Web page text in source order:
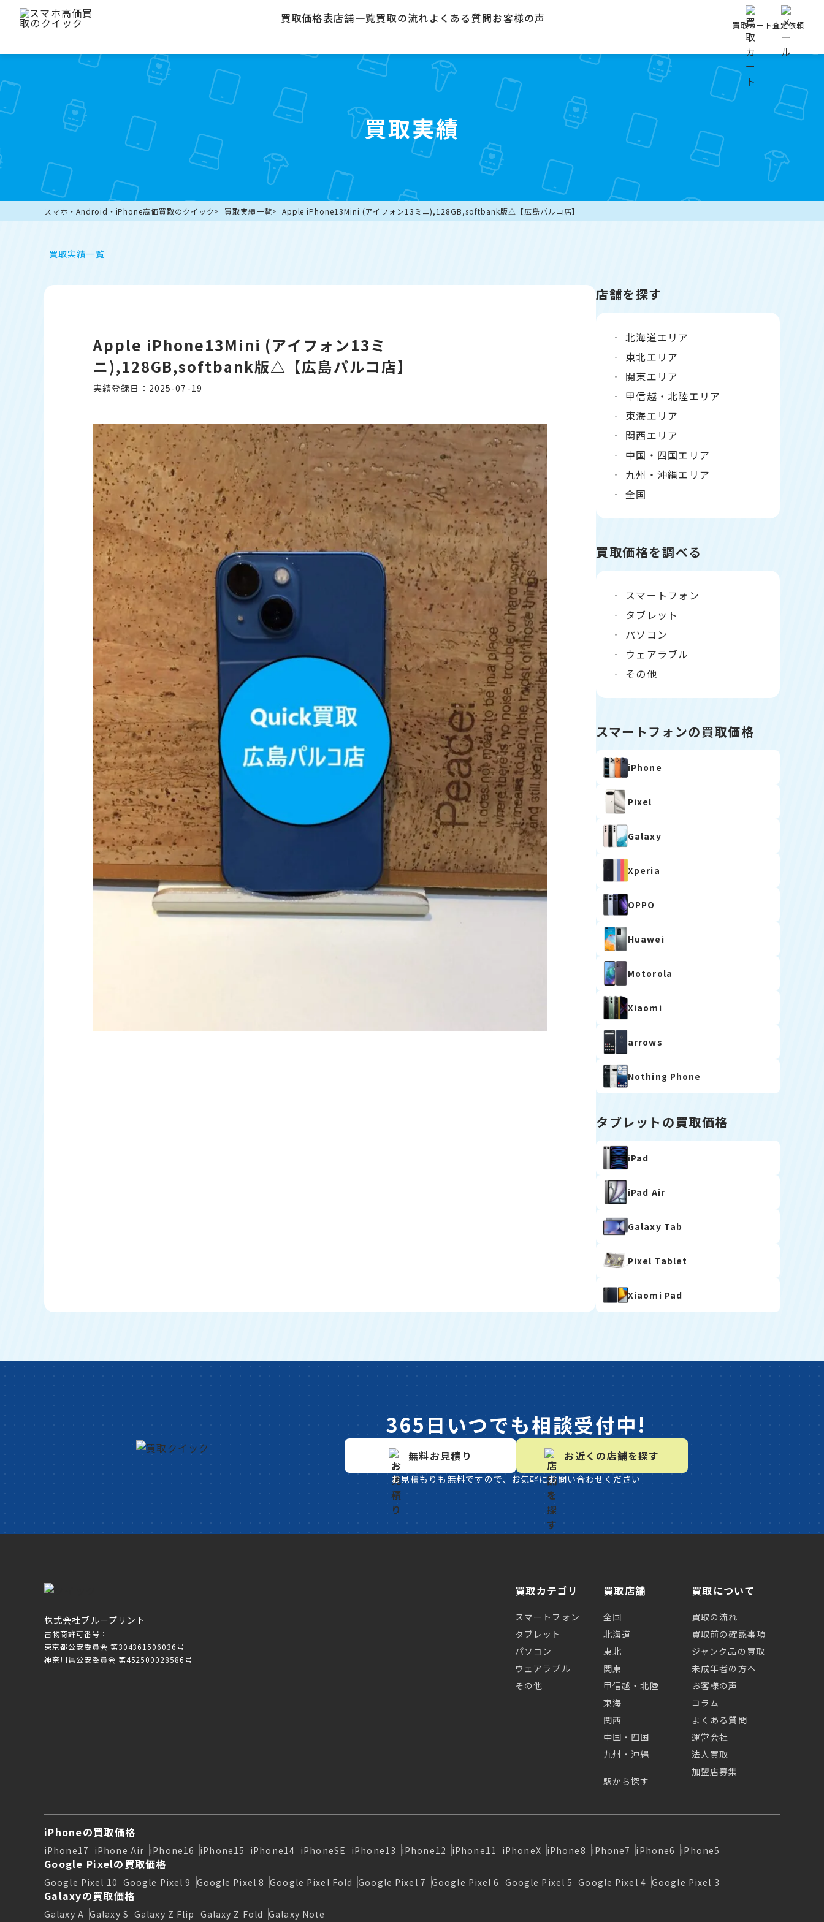
買取価格表店舗一覧買取の流れよくある質問お客様の声 買取カート査定依頼
買取実績
スマホ・Android・iPhone高価買取のクイック 買取実績一覧 Apple iPhone13Mini (アイフォン13ミニ),128GB,softbank版△【広島パルコ店】
買取実績一覧
Apple iPhone13Mini (アイフォン13ミ
ニ),128GB,softbank版△【広島パルコ店】
実績登録日：2025-07-19
店舗を探す
北海道エリア
東北エリア
関東エリア
甲信越・北陸エリア
東海エリア
関西エリア
中国・四国エリア
九州・沖縄エリア
全国
買取価格を調べる
スマートフォン
タブレット
パソコン
ウェアラブル
その他
スマートフォンの買取価格
iPhone
Pixel
Galaxy
Xperia
OPPO
Huawei
Motorola
Xiaomi
arrows
Nothing Phone
タブレットの買取価格
iPad
iPad Air
Galaxy Tab
Pixel Tablet
Xiaomi Pad
365日いつでも相談受付中!
無料お見積り お近くの店舗を探す
お見積もりも無料ですので、お気軽にお問い合わせください
株式会社ブループリント
古物商許可番号：
東京都公安委員会 第304361506036号
神奈川県公安委員会 第452500028586号
買取カテゴリ
スマートフォン
タブレット
パソコン
ウェアラブル
その他
買取店舗
全国
北海道
東北
関東
甲信越・北陸
東海
関西
中国・四国
九州・沖縄
駅から探す
買取について
買取の流れ
買取前の確認事項
ジャンク品の買取
未成年者の方へ
お客様の声
コラム
よくある質問
運営会社
法人買取
加盟店募集
iPhoneの買取価格
iPhone17 iPhone Air iPhone16 iPhone15 iPhone14 iPhoneSE iPhone13 iPhone12 iPhone11 iPhoneX iPhone8 iPhone7 iPhone6 iPhone5
Google Pixelの買取価格
Google Pixel 10 Google Pixel 9 Google Pixel 8 Google Pixel Fold Google Pixel 7 Google Pixel 6 Google Pixel 5 Google Pixel 4 Google Pixel 3
Galaxyの買取価格
Galaxy A Galaxy S Galaxy Z Flip Galaxy Z Fold Galaxy Note